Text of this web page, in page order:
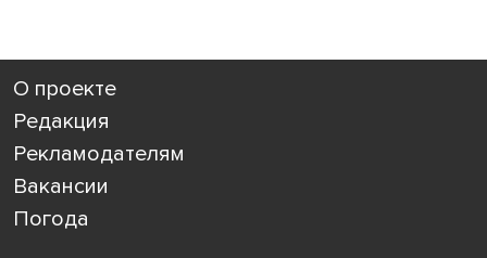
О проекте
Редакция
Рекламодателям
Вакансии
Погода